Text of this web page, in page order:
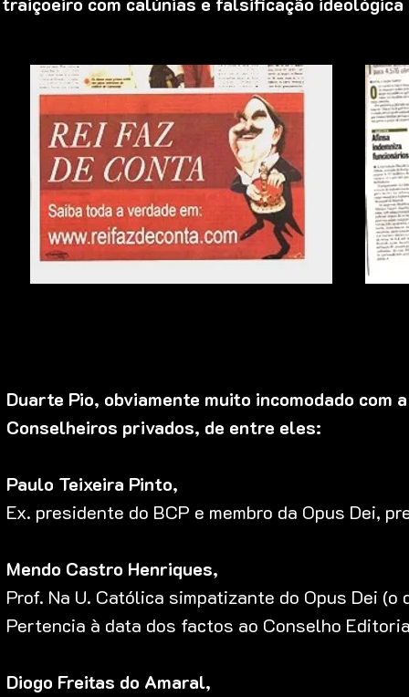
Duarte Pio, obviamente muito incomodado com
Conselheiros privados, de entre eles:
Paulo Teixeira Pinto,
Ex. presidente do BCP e membro da Opus Dei,
Mendo Castro Henriques,
Prof. Na U. Católica simpatizante do Opus Dei
Pertencia à data dos factos ao Conselho
Diogo Freitas do Amaral,